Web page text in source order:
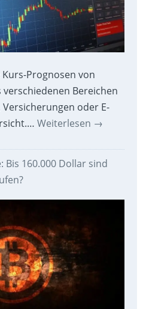
Prognosen von
Bereichen
oder E-
Weiterlesen →
Bis 160.000 Dollar sind